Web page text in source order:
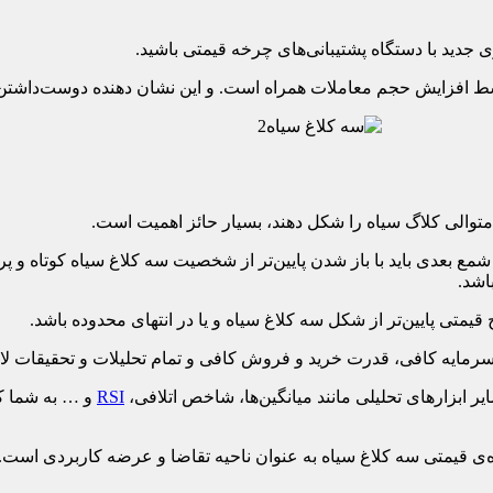
شمع بعدی باید با باز شدن پایین‌تر از شخصیت سه کلاغ سیاه کوتاه
RSI و … به شما
قیمتی سه کلاغ سیاه به عنوان ناحیه تقاضا و عرضه کاربردی